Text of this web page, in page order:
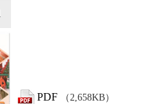
PDF （2,658KB）